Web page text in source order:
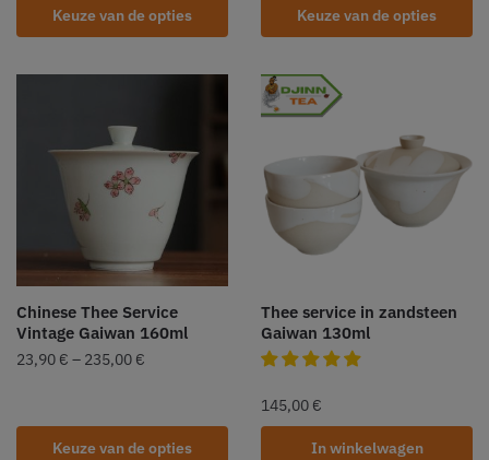
Keuze van de opties Keuze van de opties
Chinese Thee Service
Vintage Gaiwan 160ml
23,90 € – 235,00 €
Keuze van de opties
Thee service in zandsteen
Gaiwan 130ml
145,00 €
In winkelwagen